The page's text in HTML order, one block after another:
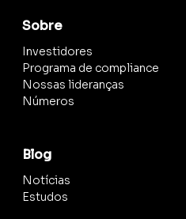
Sobre
Investidores
Programa de compliance
Nossas lideranças
Números
Blog
Notícias
Estudos